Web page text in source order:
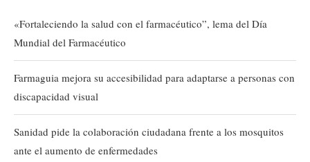
«Fortaleciendo la salud con el farmacéutico”, lema del Día
Mundial del Farmacéutico
Farmaguia mejora su accesibilidad para adaptarse a personas con
discapacidad visual
Sanidad pide la colaboración ciudadana frente a los mosquitos
ante el aumento de enfermedades